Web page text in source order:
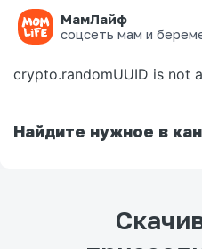
МамЛайф
соцсеть мам и
Ошибка на
crypto.randomUUID is not
Найдите нужное в